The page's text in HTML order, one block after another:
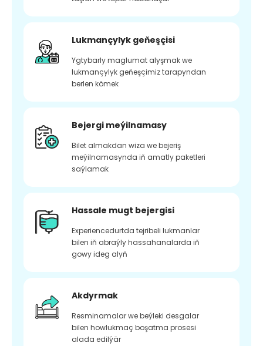
Lukmançylyk geňeşçisi
Ygtybarly maglumat alyşmak we
lukmançylyk geňeşçimiz tarapyndan
berlen kömek
Bejergi meýilnamasy
Bilet almakdan wiza we bejeriş
meýilnamasynda iň amatly paketleri
saýlamak
Hassale mugt bejergisi
Experiencedurtda tejribeli lukmanlar
bilen iň abraýly hassahanalarda iň
gowy ideg alyň
Akdyrmak
Resminamalar we beýleki desgalar
bilen howlukmaç boşatma prosesi
alada edilýär